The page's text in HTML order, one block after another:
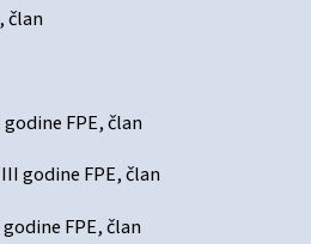
član
FPE, član
godine FPE, član
FPE, član